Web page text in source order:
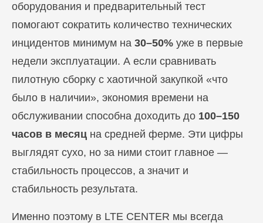
оборудования и предварительный тест
помогают сократить количество технических
инцидентов минимум на 30–50% уже в первые
недели эксплуатации. А если сравнивать
пилотную сборку с хаотичной закупкой «что
было в наличии», экономия времени на
обслуживании способна доходить до 100–150
часов в месяц на средней ферме. Эти цифры
выглядят сухо, но за ними стоит главное —
стабильность процессов, а значит и
стабильность результата.
Именно поэтому в LTE CENTER мы всегда